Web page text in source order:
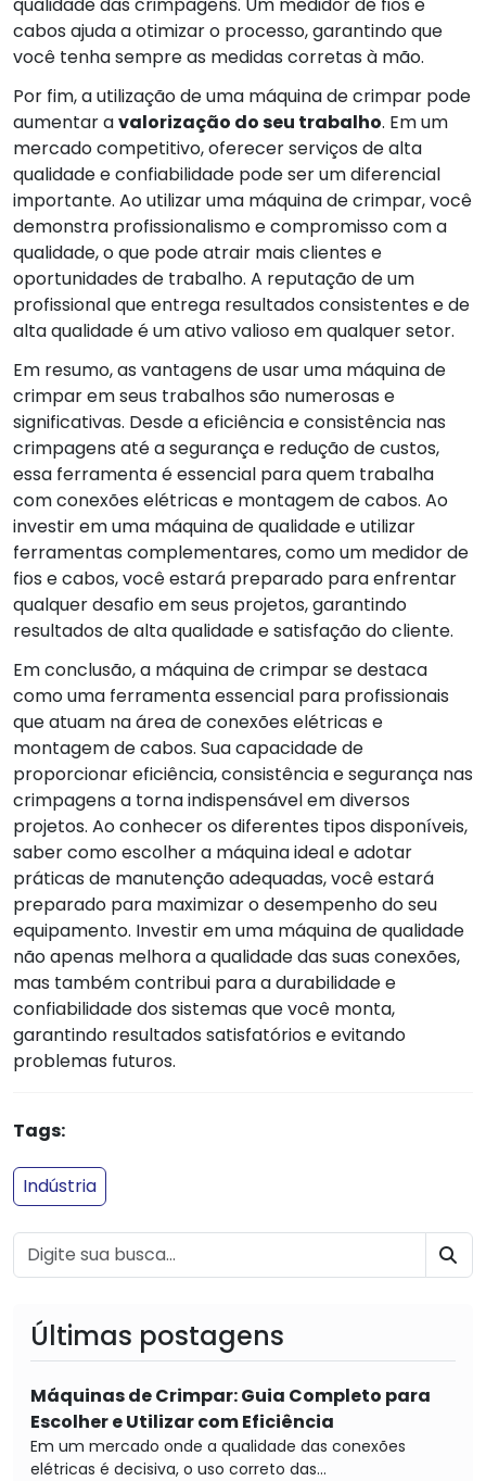
cabos ajuda a otimizar o processo, garantindo que
você tenha sempre as medidas corretas à mão.
Por fim, a utilização de uma máquina de crimpar pode
aumentar avalorização do seu trabalho. Em um
mercado competitivo, oferecer serviços de alta
qualidade e confiabilidade pode ser um diferencial
importante. Ao utilizar uma máquina de crimpar, você
demonstra profissionalismo e compromisso com a
qualidade, o que pode atrair mais clientes e
oportunidades de trabalho. A reputação de um
profissional que entrega resultados consistentes e de
alta qualidade é um ativo valioso em qualquer setor.
Em resumo, as vantagens de usar uma máquina de
crimpar em seus trabalhos são numerosas e
significativas. Desde a eficiência e consistência nas
crimpagens até a segurança e redução de custos,
essa ferramenta é essencial para quem trabalha
com conexões elétricas e montagem de cabos. Ao
investir em uma máquina de qualidade e utilizar
ferramentas complementares, como um medidor de
fios e cabos, você estará preparado para enfrentar
qualquer desafio em seus projetos, garantindo
resultados de alta qualidade e satisfação do cliente.
Em conclusão, a máquina de crimpar se destaca
como uma ferramenta essencial para profissionais
que atuam na área de conexões elétricas e
montagem de cabos. Sua capacidade de
proporcionar eficiência, consistência e segurança nas
crimpagens a torna indispensável em diversos
projetos. Ao conhecer os diferentes tipos disponíveis,
saber como escolher a máquina ideal e adotar
práticas de manutenção adequadas, você estará
preparado para maximizar o desempenho do seu
equipamento. Investir em uma máquina de qualidade
não apenas melhora a qualidade das suas conexões,
mas também contribui para a durabilidade e
confiabilidade dos sistemas que você monta,
garantindo resultados satisfatórios e evitando
problemas futuros.
Tags:
Indústria
Últimas postagens
Máquinas de Crimpar: Guia Completo para
Escolher e Utilizar com Eficiência
Em um mercado onde a qualidade das conexões
elétricas é decisiva, o uso correto das...